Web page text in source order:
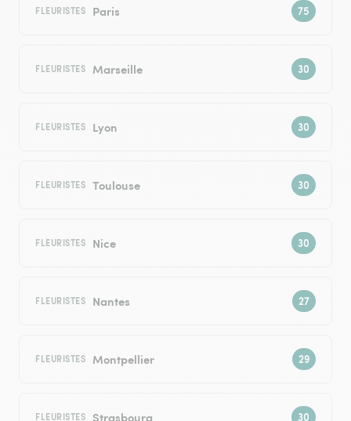
FLEURISTES Paris
FLEURISTES Marseille
FLEURISTES Lyon
FLEURISTES Toulouse
FLEURISTES Nice
FLEURISTES Nantes
FLEURISTES Montpellier
FLEURISTES Strasbourg